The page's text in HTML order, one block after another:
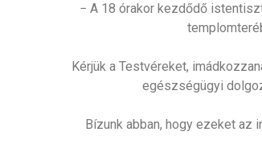
− A 18 órakor kezdődő
Kérjük a Testvéreket,
egészségügyi
Bízunk abban, hogy ezeket